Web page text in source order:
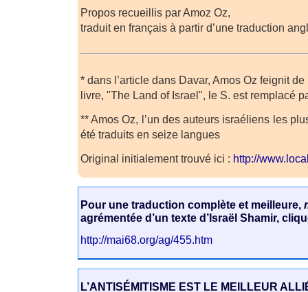
Propos recueillis par Amoz Oz,
traduit en français à partir d’une traduction
* dans l’article dans Davar, Amos Oz feignit
livre, "The Land of Israel", le S. est remplacé
** Amos Oz, l’un des auteurs israéliens les
été traduits en seize langues
Original initialement trouvé ici : http://
Pour une traduction complète et meilleure,
agrémentée d’un texte d’Israël Shamir,
http://mai68.org/ag/455.htm
L’ANTISÉMITISME EST LE MEILLEUR